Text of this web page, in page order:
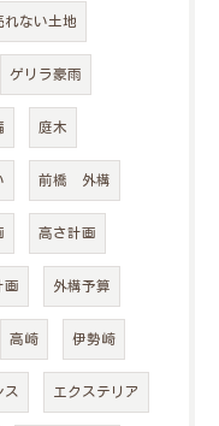
れない土地
ゲリラ豪雨
庭木
前橋 外構
高さ計画
画 外構予算
高崎 伊勢崎
ス エクステリア